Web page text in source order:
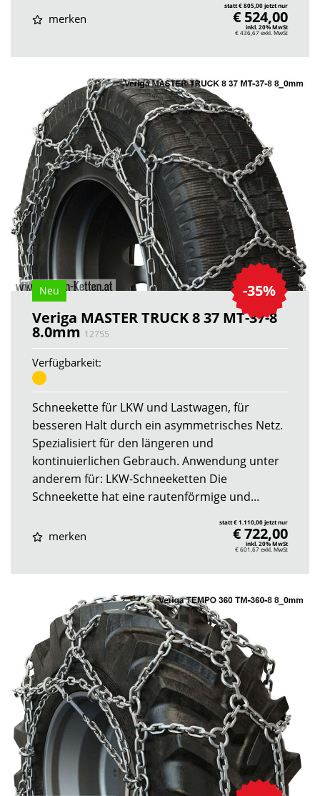
merken
statt € 805,00 jetzt nur
€ 524,00
inkl. 20% MwSt
€ 436,67exkl. MwSt
-35%
Neu
Veriga MASTER TRUCK 8 37 MT-37-8
8.0mm 12755
Verfügbarkeit:
Schneekette für LKW und Lastwagen, für
besseren Halt durch ein asymmetrisches Netz.
Spezialisiert für den längeren und
kontinuierlichen Gebrauch. Anwendung unter
anderem für: LKW-Schneeketten Die
Schneekette hat eine rautenförmige und...
merken
statt € 1.110,00 jetzt nur
€ 722,00
inkl. 20% MwSt
€ 601,67exkl. MwSt